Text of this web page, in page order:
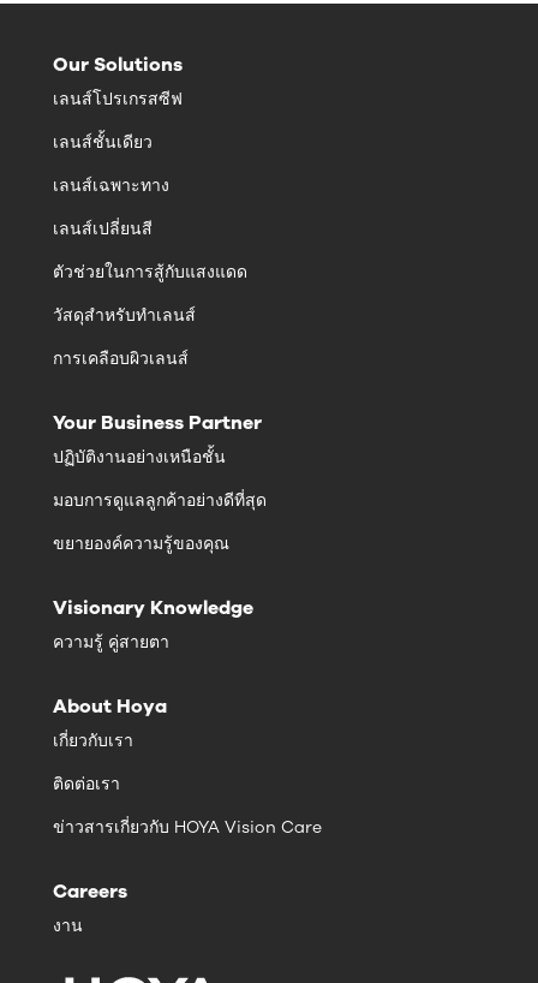
Our Solutions
เลนส์โปรเกรสซีฟ
เลนส์ชั้นเดียว
เลนส์เฉพาะทาง
เลนส์เปลี่ยนสี
ตัวช่วยในการสู้กับแสงแดด
วัสดุสำหรับทำเลนส์
การเคลือบผิวเลนส์
Your Business Partner
ปฏิบัติงานอย่างเหนือชั้น
มอบการดูแลลูกค้าอย่างดีที่สุด
ขยายองค์ความรู้ของคุณ
Visionary Knowledge
ความรู้ คู่สายตา
About Hoya
เกี่ยวกับเรา
ติดต่อเรา
ข่าวสารเกี่ยวกับ HOYA Vision Care
Careers
งาน